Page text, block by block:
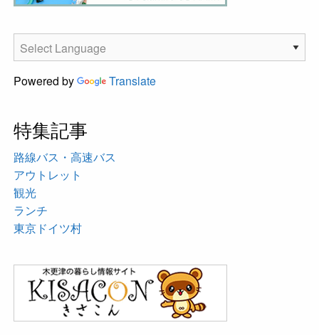
Powered by Translate
特集記事
路線バス・高速バス
アウトレット
観光
ランチ
東京ドイツ村